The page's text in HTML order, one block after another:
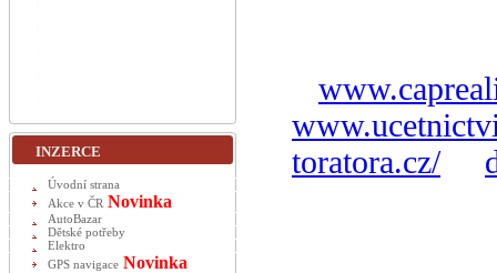
toratora.cz/
INZERCE
Úvodní strana
Akce v ČR Novinka
AutoBazar
Dětské potřeby
Elektro
GPS navigace Novinka